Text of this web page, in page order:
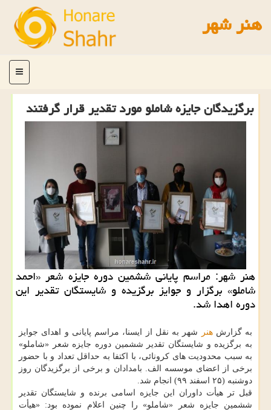
هنر شهر
منو
برگزیدگان جایزه شاملو مورد تقدیر قرار گرفتند
هنر شهر: مراسم پایانی ششمین دوره جایزه شعر «احمد
شاملو» برگزار و جوایز برگزیده و شایستگان تقدیر این
دوره اهدا شد.
به گزارشهنر
شهر به نقل از ایسنا، مراسم پایانی و اهدای جوایز
به برگزیده و شایستگان تقدیر ششمین دوره جایزه شعر «شاملو»
به سبب محدودیت های کرونائی، با اکتفا به حداقل تعداد و با حضور
برخی از اعضای موسسه الف. بامدادان و برخی از برگزیدگان روز
دوشنبه (۲۵ اسفند ۹۹) انجام شد.
قبل تر هیأت داوران این جایزه اسامی برنده و شایستگان تقدیر
ششمین جایزه شعر «شاملو» را چنین اعلام نموده بود: «هیأت